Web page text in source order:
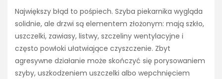
Największy błąd to pośpiech. Szyba piekarnika wygląda
solidnie, ale drzwi są elementem złożonym: mają szkło,
uszczelki, zawiasy, listwy, szczeliny wentylacyjne i
często powłoki ułatwiające czyszczenie. Zbyt
agresywne działanie może skończyć się porysowaniem
szyby, uszkodzeniem uszczelki albo wepchnięciem